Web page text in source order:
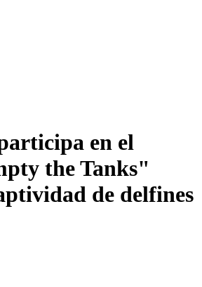
en el
the Tanks"
de delfines